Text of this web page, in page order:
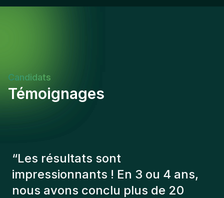
Candidats
Témoignages
“Les consultants Gentis ont
toujours tenu compte de plusieurs
éléments afin de nous présenter